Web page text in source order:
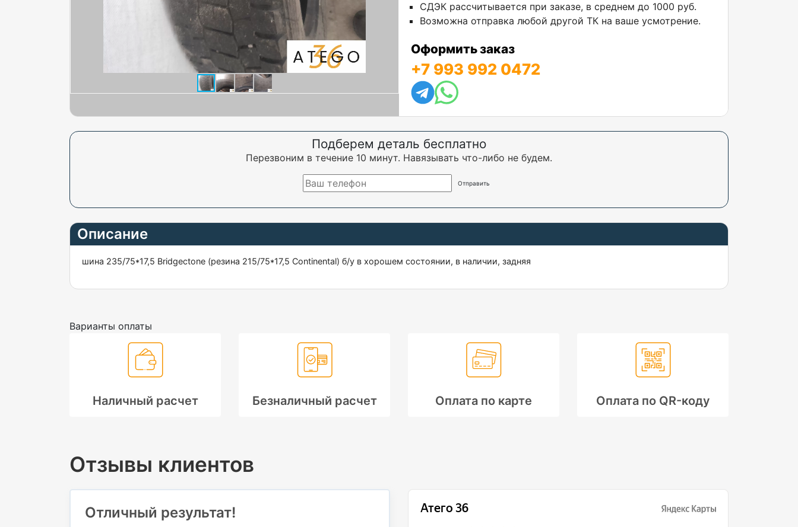
СДЭК рассчитывается при заказе, в среднем до 1000 руб.
Возможна отправка любой другой ТК на ваше усмотрение.
Оформить заказ
+7 993 992 0472
Подберем деталь бесплатно
Перезвоним в течение 10 минут. Навязывать что-либо не будем.
Описание
шина 235/75*17,5 Bridgectone (резина 215/75*17,5 Continental) б/у в хорошем состоянии, в наличии, задняя
Варианты оплаты
Наличный расчет Безналичный расчет Оплата по карте Оплата по QR-коду
Отзывы клиентов
Отличный результат!
Профессионализм и внимание к